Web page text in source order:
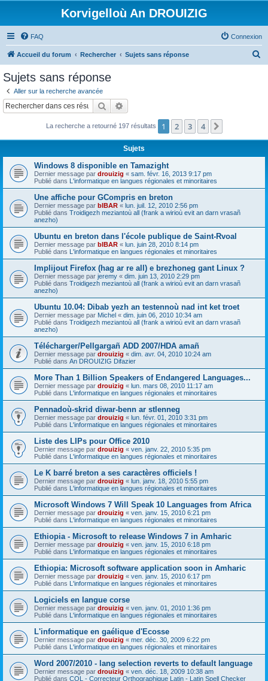
Korvigelloù An DROUIZIG
FAQ Connexion
Accueil du forum Rechercher Sujets sans réponse
c
Sujets sans réponse
Aller sur la recherche avancée
Rechercher
La recherche a retourné 197 résultats 1 2 3 4
Sujets
Windows 8 disponible en Tamazight
Dernier message par drouizig « sam. févr. 16, 2013 9:17 pm
Publié dans L'informatique en langues régionales et minoritaires
Une affiche pour GCompris en breton
Dernier message par bIBAR « lun. juil. 12, 2010 2:56 pm
Publié dans Troidigezh meziantoù all (frank a wirioù evit an darn vrasañ
anezho)
Ubuntu en breton dans l'école publique de Saint-Rvoal
Dernier message par bIBAR « lun. juin 28, 2010 8:14 pm
Publié dans L'informatique en langues régionales et minoritaires
Implijout Firefox (hag ar re all) e brezhoneg gant Linux ?
Dernier message par jeremy « dim. juin 13, 2010 2:29 pm
Publié dans Troidigezh meziantoù all (frank a wirioù evit an darn vrasañ
anezho)
Ubuntu 10.04: Dibab yezh an testennoù nad int ket troet
Dernier message par Michel « dim. juin 06, 2010 10:34 am
Publié dans Troidigezh meziantoù all (frank a wirioù evit an darn vrasañ
anezho)
Télécharger/Pellgargañ ADD 2007/HDA amañ
Dernier message par drouizig « dim. avr. 04, 2010 10:24 am
Publié dans An DROUIZIG Difazier
More Than 1 Billion Speakers of Endangered Languages...
Dernier message par drouizig « lun. mars 08, 2010 11:17 am
Publié dans L'informatique en langues régionales et minoritaires
Pennadoù-skrid diwar-benn ar stlenneg
Dernier message par drouizig « lun. févr. 01, 2010 3:31 pm
Publié dans L'informatique en langues régionales et minoritaires
Liste des LIPs pour Office 2010
Dernier message par drouizig « ven. janv. 22, 2010 5:35 pm
Publié dans L'informatique en langues régionales et minoritaires
Le K barré breton a ses caractères officiels !
Dernier message par drouizig « lun. janv. 18, 2010 5:55 pm
Publié dans L'informatique en langues régionales et minoritaires
Microsoft Windows 7 Will Speak 10 Languages from Africa
Dernier message par drouizig « ven. janv. 15, 2010 6:21 pm
Publié dans L'informatique en langues régionales et minoritaires
Ethiopia - Microsoft to release Windows 7 in Amharic
Dernier message par drouizig « ven. janv. 15, 2010 6:18 pm
Publié dans L'informatique en langues régionales et minoritaires
Ethiopia: Microsoft software application soon in Amharic
Dernier message par drouizig « ven. janv. 15, 2010 6:17 pm
Publié dans L'informatique en langues régionales et minoritaires
Logiciels en langue corse
Dernier message par drouizig « ven. janv. 01, 2010 1:36 pm
Publié dans L'informatique en langues régionales et minoritaires
L'informatique en gaélique d'Ecosse
Dernier message par drouizig « mer. déc. 30, 2009 6:22 pm
Publié dans L'informatique en langues régionales et minoritaires
Word 2007/2010 - lang selection reverts to default language
Dernier message par drouizig « ven. déc. 18, 2009 10:38 am
Publié dans COL - Correcteur Orthographique Latin - Latin Spell Checker